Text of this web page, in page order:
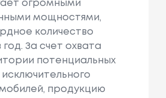
огромными
мощностями,
количество
За счет охвата
потенциальных
продукцию